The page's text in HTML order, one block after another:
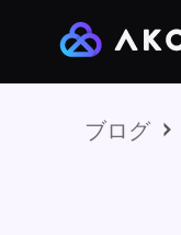
ブログ